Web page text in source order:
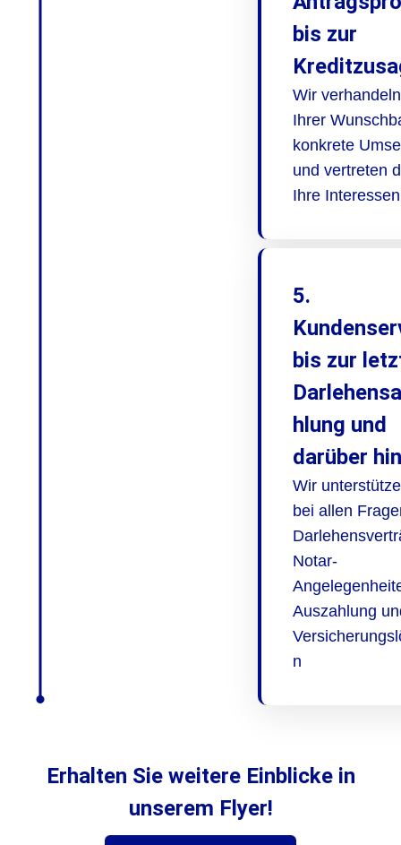
bis zur
Wir
Ihrer
konkrete
und vertreten
Ihre Interessen
5.
bis zur
hlung und
darüber
Wir
bei allen
Notar-
Auszahlung
n
Erhalten Sie weitere Einblicke in
unserem Flyer!